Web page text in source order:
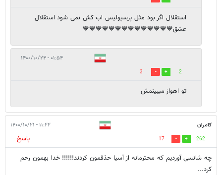
استقلال اگر بود مثل پرسپولیس اب کش نمی شود استقلال
عشق💙💙💙💙💙💙💙💙💙💙💙💙💙💙
۰۱:۵۴ - ۱۴۰۰/۱۰/۲۴
2
3
تو اهواز میبینمش
کامران ۱۱:۲۲ - ۱۴۰۰/۱۰/۲۱
262
17
پاسخ
چه شانسی آوردیم که محترمانه از آسیا حذفمون کردند!!!!!! خدا بهمون رحم
کرد...